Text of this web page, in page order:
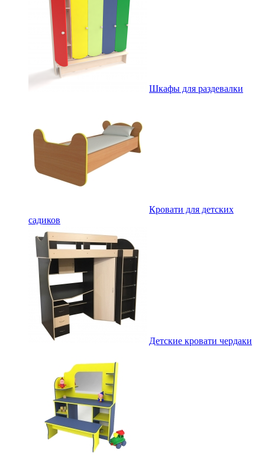
Шкафы для раздевалки
Кровати для детских
садиков
Детские кровати чердаки